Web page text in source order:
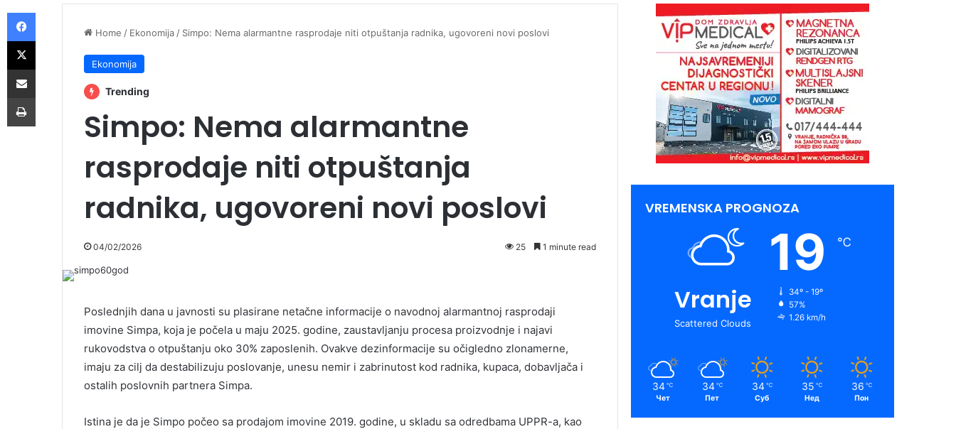
Home / Ekonomija / Simpo: Nema alarmantne rasprodaje niti otpuštanja radnika, ugovoreni novi poslovi
Ekonomija
Trending
Simpo: Nema alarmantne
rasprodaje niti otpuštanja
radnika, ugovoreni novi poslovi
04/02/2026 25 1 minute read
Poslednjih dana u javnosti su plasirane netačne informacije o navodnoj alarmantnoj rasprodaji
imovine Simpa, koja je počela u maju 2025. godine, zaustavljanju procesa proizvodnje i najavi
rukovodstva o otpuštanju oko 30% zaposlenih. Ovakve dezinformacije su očigledno zlonamerne,
imaju za cilj da destabilizuju poslovanje, unesu nemir i zabrinutost kod radnika, kupaca, dobavljača i
ostalih poslovnih partnera Simpa.
Istina je da je Simpo počeo sa prodajom imovine 2019. godine, u skladu sa odredbama UPPR-a, kao
VREMENSKA PROGNOZA
Vranje
Scattered Clouds
19 ℃
34º - 19º
57%
1.26 km/h
34 ℃
Чет
34 ℃
Пет
34 ℃
Суб
35 ℃
Нед
36 ℃
Пон
Facebook
X
Share via Email